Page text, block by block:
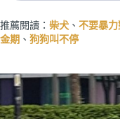
推薦閱讀： 柴犬 、 不要暴
金期 、 狗狗叫不停